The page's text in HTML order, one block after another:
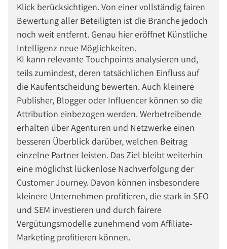
Klick berücksichtigen. Von einer vollständig fairen
Bewertung aller Beteiligten ist die Branche jedoch
noch weit entfernt. Genau hier eröffnet Künstliche
Intelligenz neue Möglichkeiten.
KI kann relevante Touchpoints analysieren und,
teils zumindest, deren tatsächlichen Einfluss auf
die Kaufentscheidung bewerten. Auch kleinere
Publisher, Blogger oder Influencer können so die
Attribution einbezogen werden. Werbetreibende
erhalten über Agenturen und Netzwerke einen
besseren Überblick darüber, welchen Beitrag
einzelne Partner leisten. Das Ziel bleibt weiterhin
eine möglichst lückenlose Nachverfolgung der
Customer Journey. Davon können insbesondere
kleinere Unternehmen profitieren, die stark in SEO
und SEM investieren und durch fairere
Vergütungsmodelle zunehmend vom Affiliate-
Marketing profitieren können.